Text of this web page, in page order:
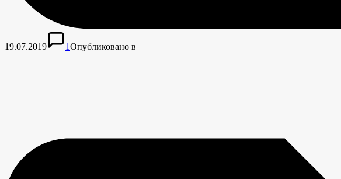
19.07.2019 1Опубликовано в